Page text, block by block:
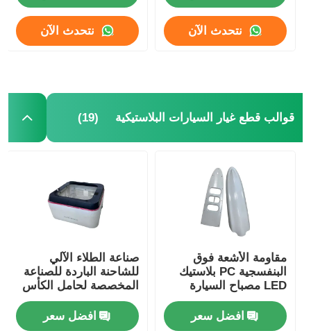
نتحدث الآن نتحدث الآن
قوالب قطع غيار السيارات البلاستيكية (19)
مقاومة الأشعة فوق
البنفسجية PC بلاستيك
LED مصباح السيارة
القالب مقاومة الحرارة
المنخفضةافضل سعر
صناعة الطلاء الآلي
للشاحنة الباردة للصناعة
المخصصة لحامل الكأس
افضل سعر